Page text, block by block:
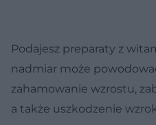
Podajesz preparaty z
nadmiar może
zahamowanie wzrostu,
a także uszkodzenie